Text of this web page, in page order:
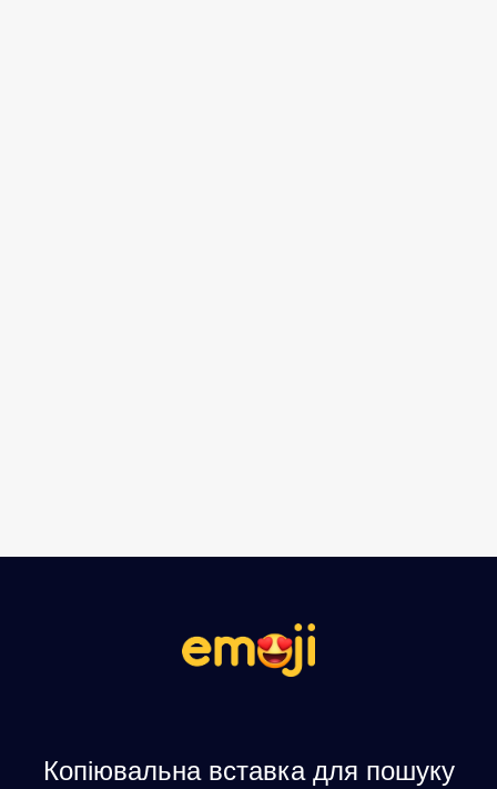
Копіювальна вставка для пошуку